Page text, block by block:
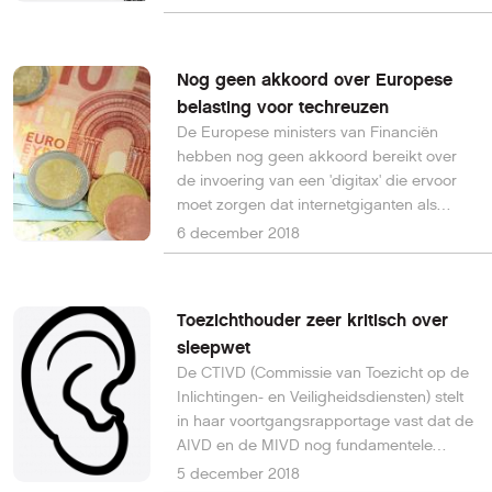
Nog geen akkoord over Europese
belasting voor techreuzen
De Europese ministers van Financiën
hebben nog geen akkoord bereikt over
de invoering van een 'digitax' die ervoor
moet zorgen dat internetgiganten als
Google en Facebook meer belasting gaan
betalen.
6 december 2018
Toezichthouder zeer kritisch over
sleepwet
De CTIVD (Commissie van Toezicht op de
Inlichtingen- en Veiligheidsdiensten) stelt
in haar voortgangsrapportage vast dat de
AIVD en de MIVD nog fundamentele
stappen moeten zetten bij de invoering
5 december 2018